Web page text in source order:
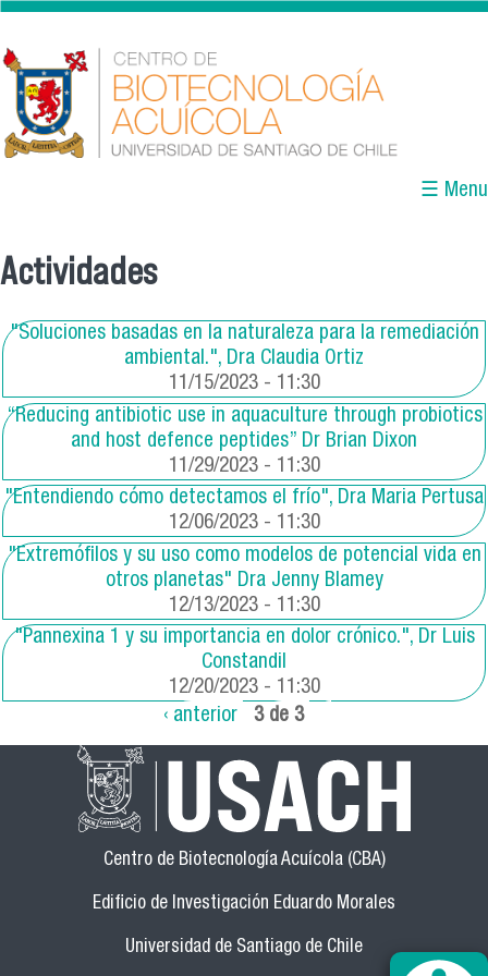
Pasar al contenido principal
☰ Menu
Actividades
"Soluciones basadas en la naturaleza para la remediación
ambiental.", Dra Claudia Ortiz
11/15/2023 - 11:30
“Reducing antibiotic use in aquaculture through probiotics
and host defence peptides” Dr Brian Dixon
11/29/2023 - 11:30
"Entendiendo cómo detectamos el frío", Dra Maria Pertusa
12/06/2023 - 11:30
"Extremófilos y su uso como modelos de potencial vida en
otros planetas" Dra Jenny Blamey
12/13/2023 - 11:30
"Pannexina 1 y su importancia en dolor crónico.", Dr Luis
Constandil
12/20/2023 - 11:30
‹ anterior
3 de 3
Centro de Biotecnología Acuícola (CBA)
Edificio de Investigación Eduardo Morales
Universidad de Santiago de Chile